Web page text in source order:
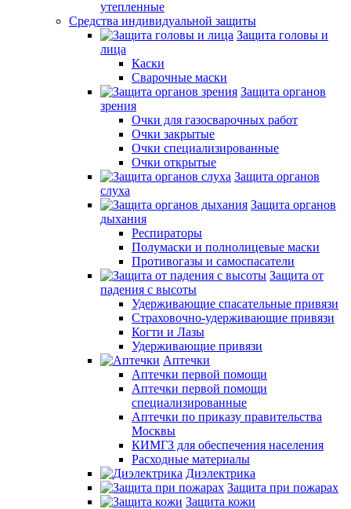
утепленные
Средства индивидуальной защиты
Защита головы и
лица
Каски
Сварочные маски
Защита органов
зрения
Очки для газосварочных работ
Очки закрытые
Очки специализированные
Очки открытые
Защита органов
слуха
Защита органов
дыхания
Респираторы
Полумаски и полнолицевые маски
Противогазы и самоспасатели
Защита от
падения с высоты
Удерживающие спасательные привязи
Страховочно-удерживающие привязи
Когти и Лазы
Удерживающие привязи
Аптечки
Аптечки первой помощи
Аптечки первой помощи
специализированные
Аптечки по приказу правительства
Москвы
КИМГЗ для обеспечения населения
Расходные материалы
Диэлектрика
Защита при пожарах
Защита кожи